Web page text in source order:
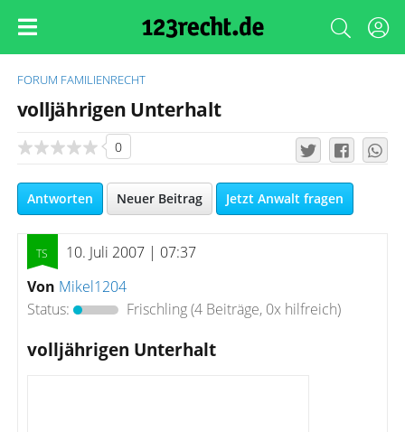
FORUM FAMILIENRECHT
volljährigen Unterhalt
0
Antworten Neuer Beitrag Jetzt Anwalt fragen
10. Juli 2007 | 07:37
Von Mikel1204
Status:
Frischling(4 Beiträge, 0x hilfreich)
volljährigen Unterhalt